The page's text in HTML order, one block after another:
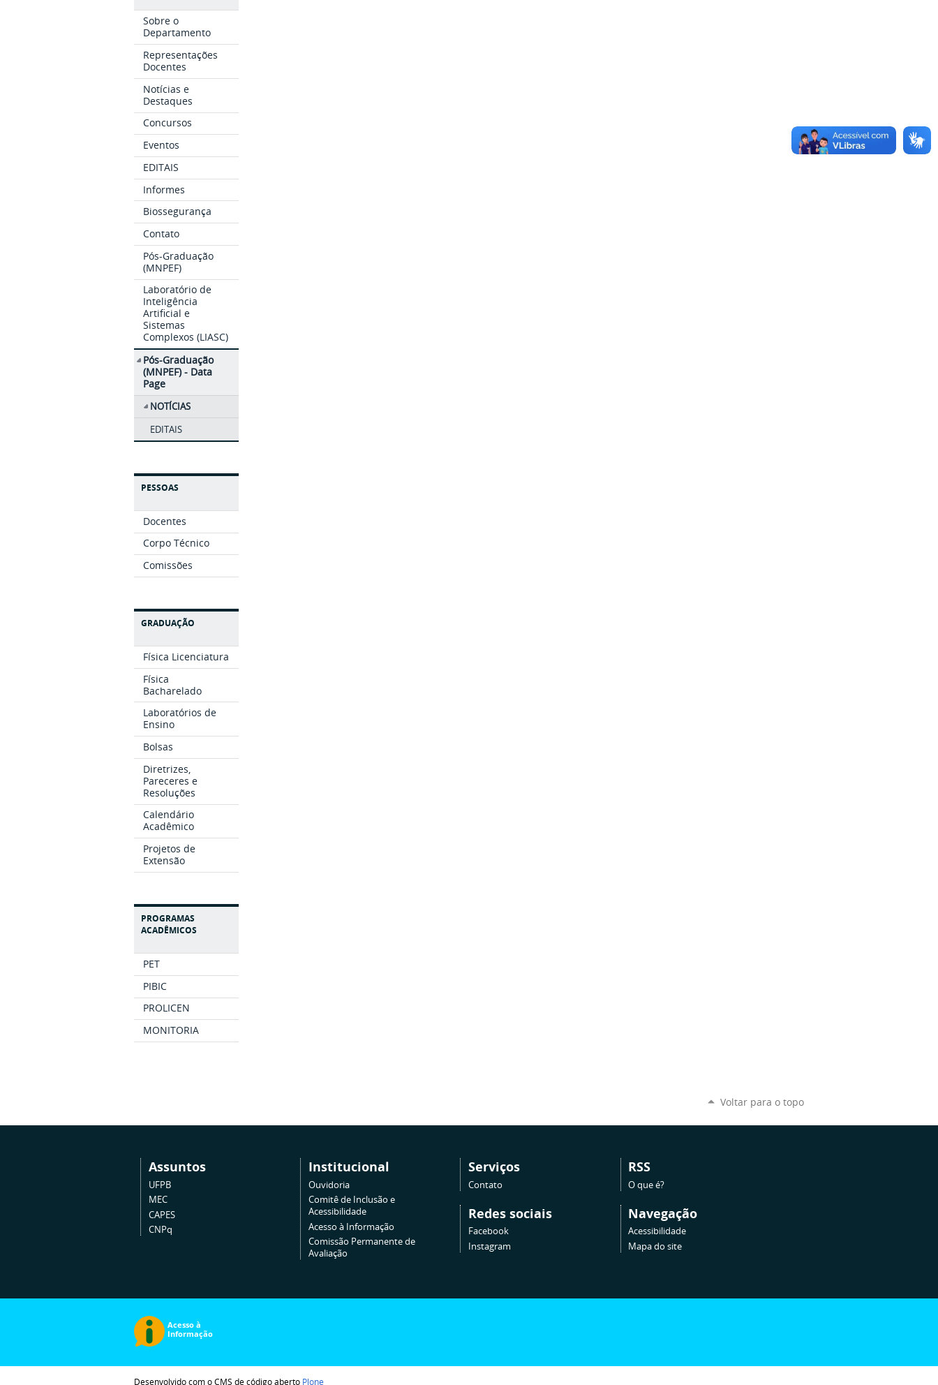
Sobre o
Departamento
Representações
Docentes
Notícias e
Destaques
Concursos
Eventos
EDITAIS
Informes
Biossegurança
Contato
Pós-Graduação
(MNPEF)
Laboratório de
Inteligência
Artificial e
Sistemas
Complexos (LIASC)
Pós-Graduação
(MNPEF) - Data
Page
NOTÍCIAS
EDITAIS
PESSOAS
Docentes
Corpo Técnico
Comissões
GRADUAÇÃO
Física Licenciatura
Física
Bacharelado
Laboratórios de
Ensino
Bolsas
Diretrizes,
Pareceres e
Resoluções
Calendário
Acadêmico
Projetos de
Extensão
PROGRAMAS
ACADÊMICOS
PET
PIBIC
PROLICEN
MONITORIA
Voltar para o topo
Assuntos
UFPB
MEC
CAPES
CNPq
Institucional
Ouvidoria
Comitê de Inclusão e
Acessibilidade
Acesso à Informação
Comissão Permanente de
Avaliação
Serviços
Contato
Redes sociais
Facebook
Instagram
RSS
O que é?
Navegação
Acessibilidade
Mapa do site
Desenvolvido com o CMS de código aberto Plone